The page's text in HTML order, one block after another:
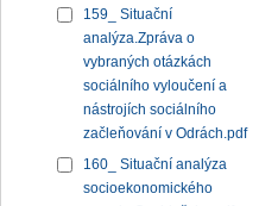
159_ Situační
analýza.Zpráva o
vybraných otázkách
sociálního vyloučení a
nástrojích sociálního
začleňování v Odrách.pdf
160_ Situační analýza
socioekonomického